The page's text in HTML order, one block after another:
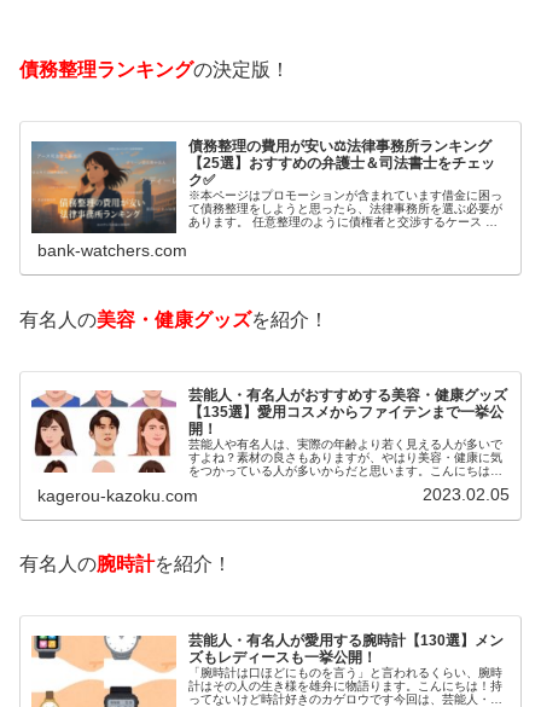
債務整理ランキングの決定版！
債務整理の費用が安い⚖️法律事務所ランキング
【25選】おすすめの弁護士＆司法書士をチェッ
ク✅
※本ページはプロモーションが含まれています借金に困っ
て債務整理をしようと思ったら、法律事務所を選ぶ必要が
あります。 任意整理のように債権者と交渉するケース 自
bank-watchers.com
有名人の美容・健康グッズを紹介！
芸能人・有名人がおすすめする美容・健康グッズ
【135選】愛用コスメからファイテンまで一挙公
開！
芸能人や有名人は、実際の年齢より若く見える人が多いで
すよね？素材の良さもありますが、やはり美容・健康に気
をつかっている人が多いからだと思います。こんにちは！
いるのでしょうか？今回は、芸能人…
kagerou-kazoku.com 2023.02.05
有名人の腕時計を紹介！
芸能人・有名人が愛用する腕時計【130選】メン
ズもレディースも一挙公開！
「腕時計は口ほどにものを言う」と言われるくらい、腕時
計はその人の生き様を雄弁に物語ります。こんにちは！持
ってないけど時計好きのカゲロウです今回は、芸能人・有